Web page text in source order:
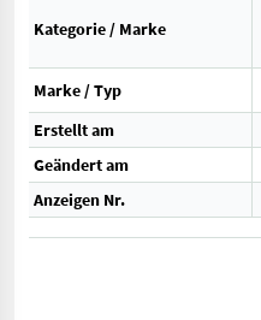
Kategorie / Marke
Marke / Typ
Erstellt am
Geändert am
Anzeigen Nr.